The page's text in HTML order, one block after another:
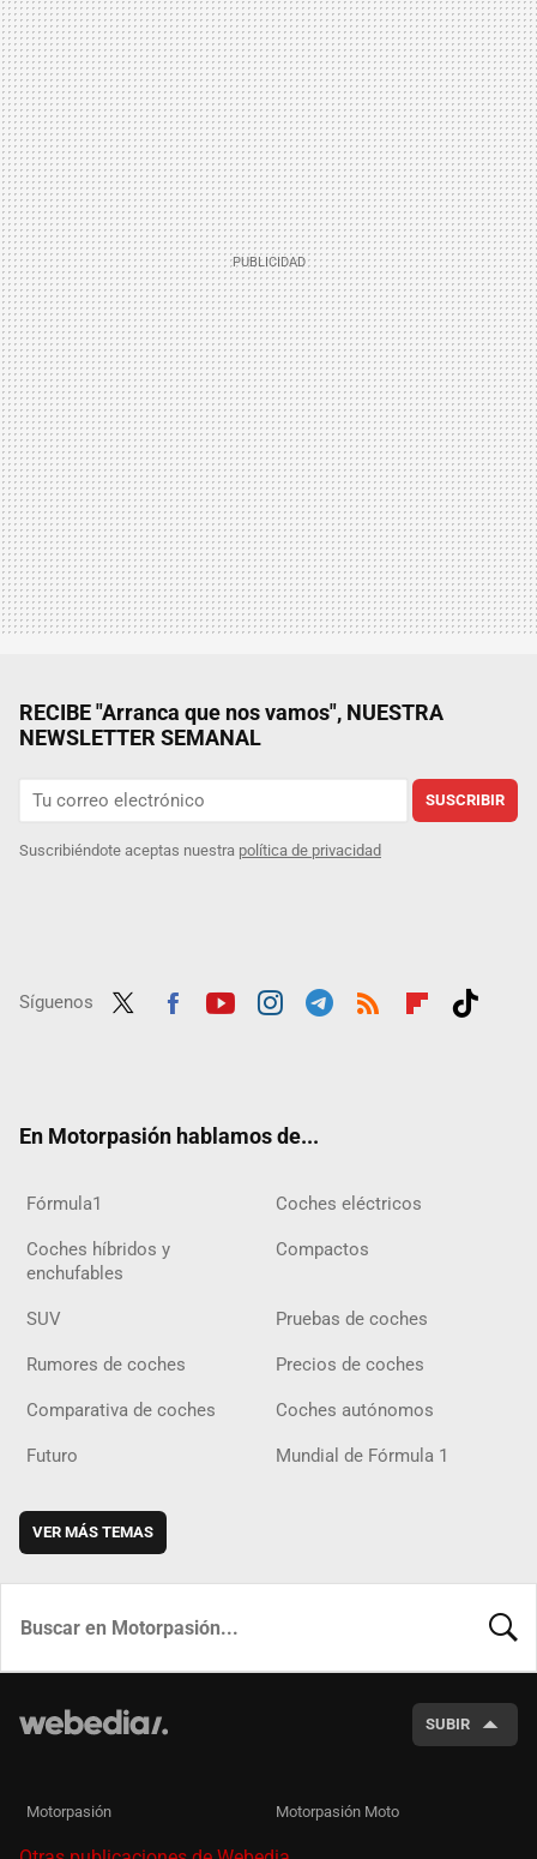
RECIBE "Arranca que nos vamos", NUESTRA
NEWSLETTER SEMANAL
SUSCRIBIR
Suscribiéndote aceptas nuestra política de privacidad
Síguenos
En Motorpasión hablamos de...
Fórmula1 Coches eléctricos
Coches híbridos y
enchufables
Compactos
SUV Pruebas de coches
Rumores de coches Precios de coches
Comparativa de coches Coches autónomos
Futuro Mundial de Fórmula 1
VER MÁS TEMAS
SUBIR
Motorpasión Motorpasión Moto